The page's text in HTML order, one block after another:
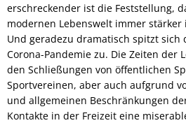
erschreckender ist die Feststellung,
modernen Lebenswelt immer
Und geradezu dramatisch spitzt
Corona-Pandemie zu. Die Zeiten der
den Schließungen von öffentlichen
Sportvereinen, aber auch aufgrund
und allgemeinen Beschränkungen
Kontakte in der Freizeit eine